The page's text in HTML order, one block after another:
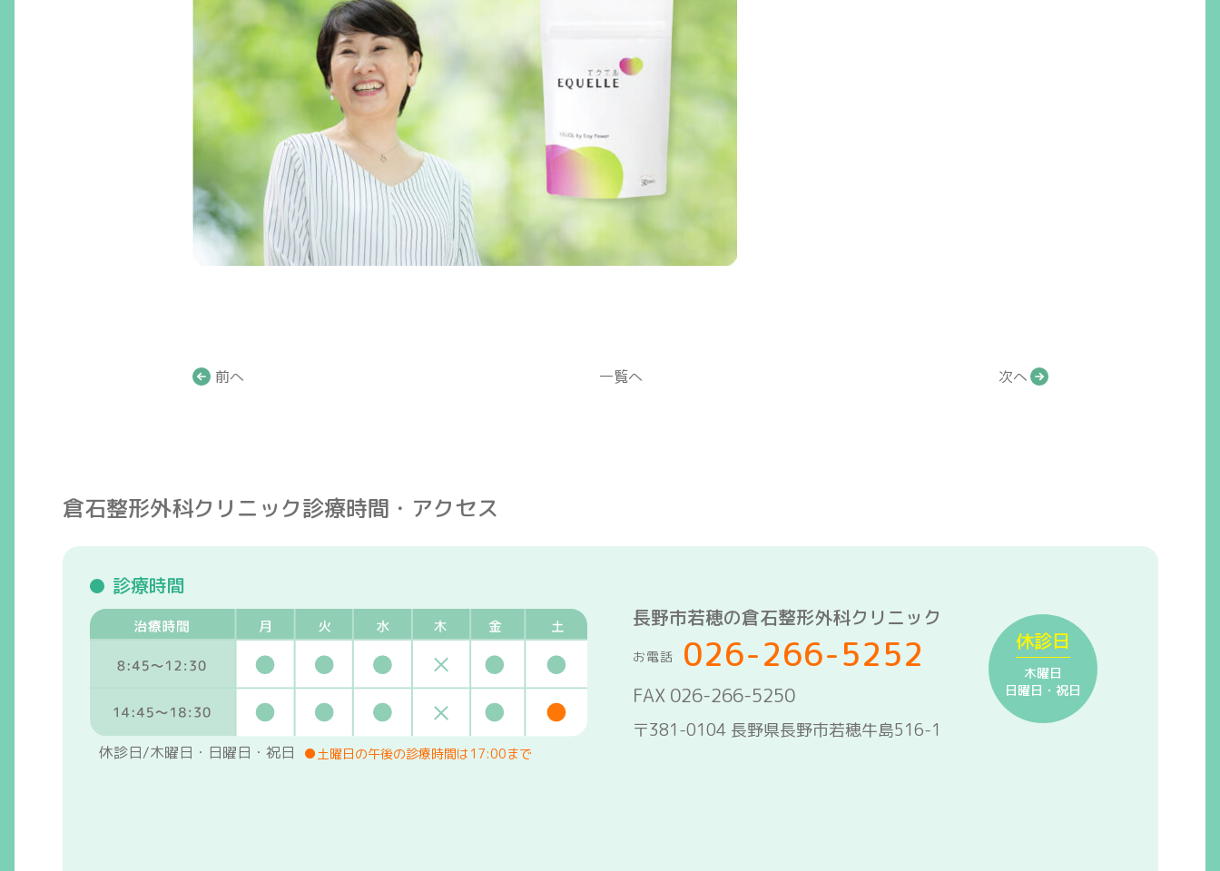
前へ 一覧へ 次へ
倉石整形外科クリニック診療時間・アクセス
診療時間
休診日/木曜日・日曜日・祝日 ●土曜日の午後の診療時間は17:00まで
長野市若穂の倉石整形外科クリニック
お電話 026-266-5252
FAX 026-266-5250
〒381-0104 長野県長野市若穂牛島516-1
休診日
木曜日
日曜日・祝日